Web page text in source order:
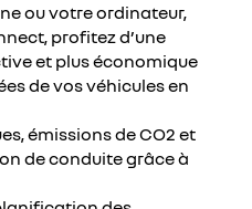
ou votre ordinateur,
profitez d’une
et plus économique
de vos véhicules en
émissions de CO2 et
de conduite grâce à